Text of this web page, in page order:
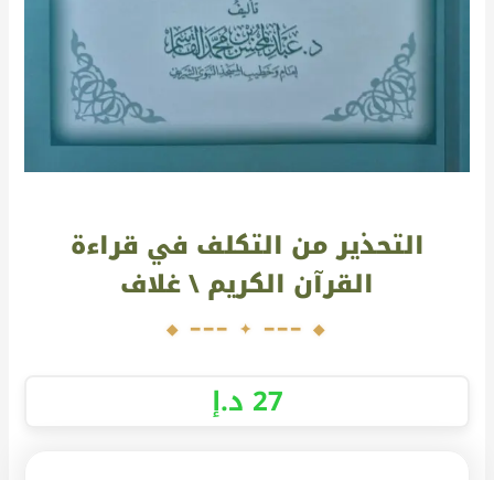
التحذير من التكلف في قراءة
القرآن الكريم \ غلاف
27 د.إ